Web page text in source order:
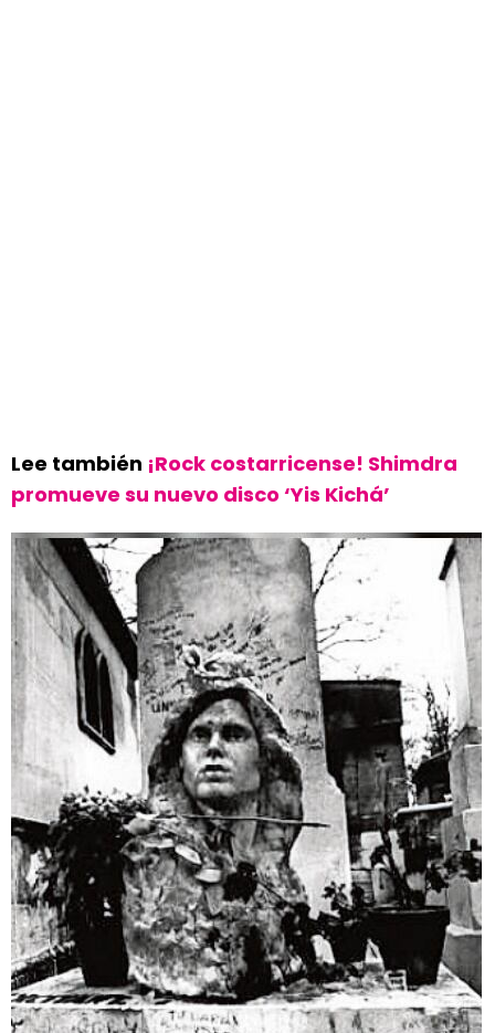
Lee también ¡Rock costarricense! Shimdra
promueve su nuevo disco ‘Yis Kichá’